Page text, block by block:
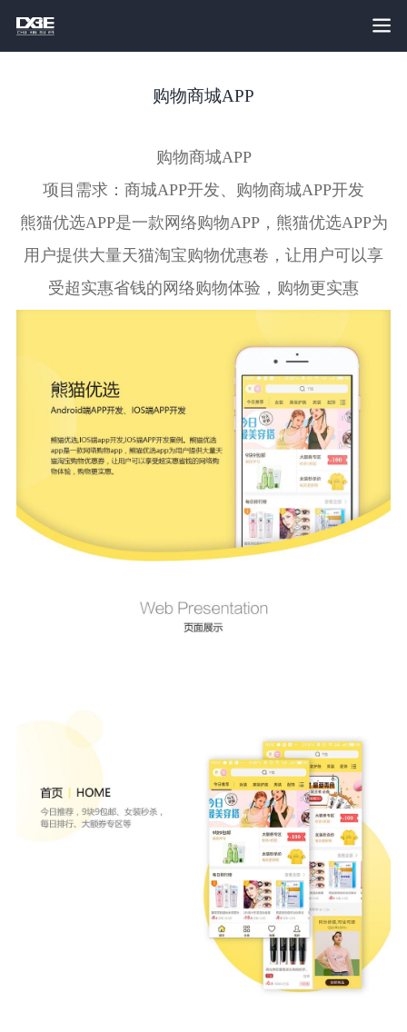
购物商城APP
购物商城APP
项目需求：商城APP开发、购物商城APP开发
熊猫优选APP是一款网络购物APP，熊猫优选APP为
用户提供大量天猫淘宝购物优惠卷，让用户可以享
受超实惠省钱的网络购物体验，购物更实惠